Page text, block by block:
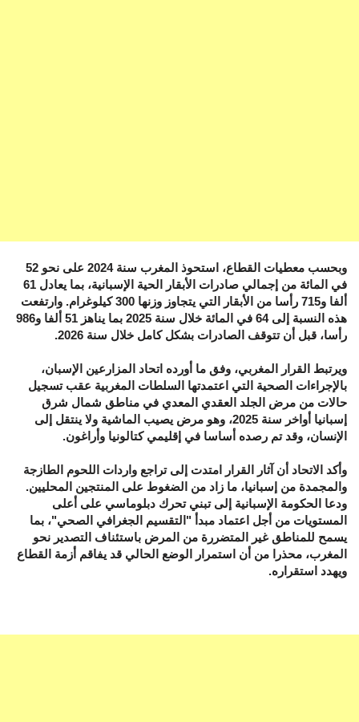
وبحسب معطيات القطاع، استحوذ المغرب سنة 2024 على نحو 52
في المائة من إجمالي صادرات الأبقار الحية الإسبانية، بما يعادل 61
ألفا و715 رأسا من الأبقار التي يتجاوز وزنها 300 كيلوغرام. وارتفعت
هذه النسبة إلى 64 في المائة خلال سنة 2025 بما يناهز 51 ألفا و986
رأسا، قبل أن تتوقف الصادرات بشكل كامل خلال سنة 2026.
ويرتبط القرار المغربي، وفق ما أورده اتحاد المزارعين الإسبان،
بالإجراءات الصحية التي اعتمدتها السلطات المغربية عقب تسجيل
حالات من مرض الجلد العقدي المعدي في مناطق شمال شرق
إسبانيا أواخر سنة 2025، وهو مرض يصيب الماشية ولا ينتقل إلى
الإنسان، وقد تم رصده أساسا في إقليمي كتالونيا وأراغون.
وأكد الاتحاد أن آثار القرار امتدت إلى تراجع واردات اللحوم الطازجة
والمجمدة من إسبانيا، ما زاد من الضغوط على المنتجين المحليين.
ودعا الحكومة الإسبانية إلى تبني تحرك دبلوماسي على أعلى
المستويات من أجل اعتماد مبدأ "التقسيم الجغرافي الصحي"، بما
يسمح للمناطق غير المتضررة من المرض باستئناف التصدير نحو
المغرب، محذرا من أن استمرار الوضع الحالي قد يفاقم أزمة القطاع
ويهدد استقراره.